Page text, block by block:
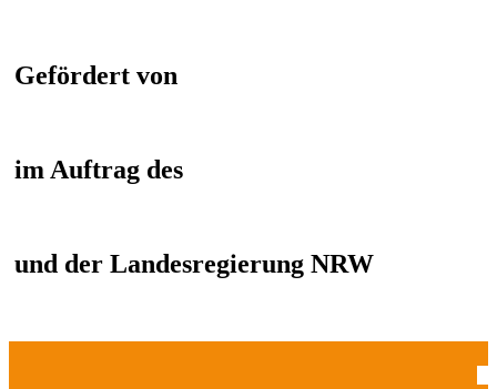
Gefördert von
im Auftrag des
und der Landesregierung NRW